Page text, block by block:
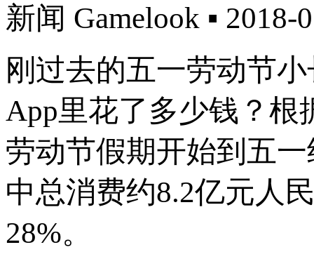
新闻 Gamelook ▪ 2018-
刚过去的五一劳动节
App里花了多少钱？根
劳动节假期开始到五
中总消费约8.2亿元人
28%。